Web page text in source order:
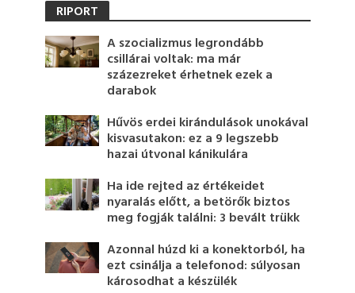
RIPORT
A szocializmus legrondább
csillárai voltak: ma már
százezreket érhetnek ezek a
darabok
Hűvös erdei kirándulások unokával
kisvasutakon: ez a 9 legszebb
hazai útvonal kánikulára
Ha ide rejted az értékeidet
nyaralás előtt, a betörők biztos
meg fogják találni: 3 bevált trükk
Azonnal húzd ki a konektorból, ha
ezt csinálja a telefonod: súlyosan
károsodhat a készülék